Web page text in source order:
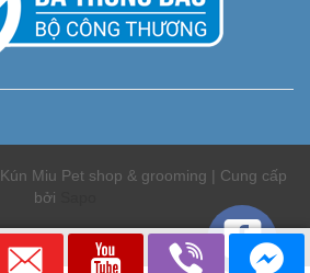
Miu Pet shop & grooming | Cung cấp
bởi